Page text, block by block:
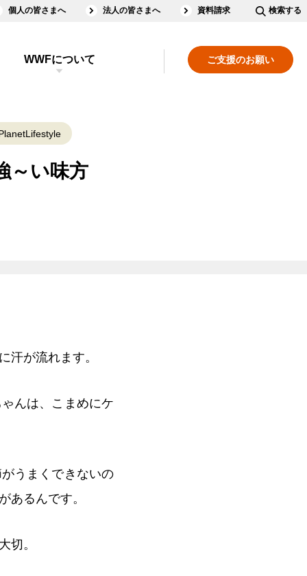
個人の皆さまへ 法人の皆さまへ 資料請求 検索する
ご支援のお願い
WWFについて
～い味方
汗が流れます。
んは、こまめにケ
うまくできないの
あるんです。
切。